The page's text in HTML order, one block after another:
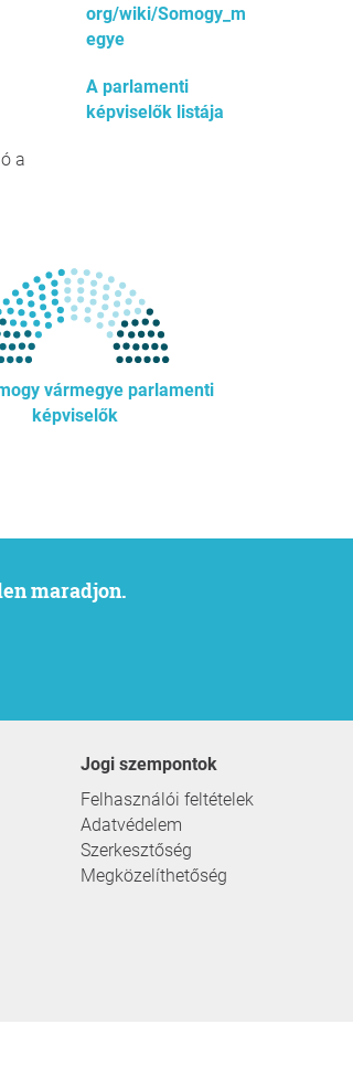
org/wiki/Somogy_m
egye
A parlamenti
képviselők listája
a
vármegye parlamenti
képviselők
maradjon.
Jogi szempontok
Felhasználói feltételek
Adatvédelem
Szerkesztőség
Megközelíthetőség